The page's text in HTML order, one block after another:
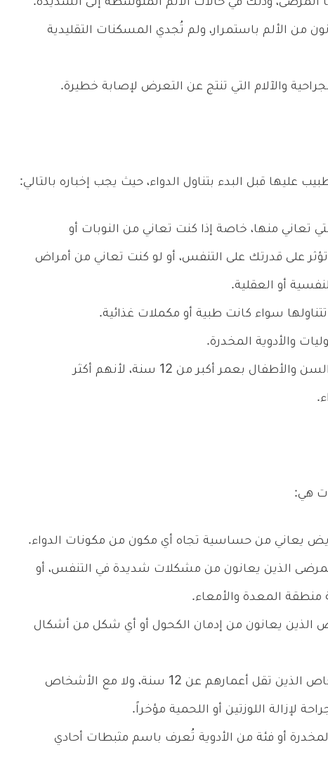
من الألم باستمرار، ولم تُجدي المسكنات التقليدية
والآلام التي تنتج عن التعرض لإصابة خطيرة.
عليها قبل البدء بتناول الدواء، حيث يجب إخباره بالتالي:
تعاني منها، خاصة إذا كنت تعاني من النوبات أو
على قدرتك على التنفس، أو لو كنت تعاني من أمراض
أو العقلية.
تتناولها سواء كانت طبية أو مكملات غذائية.
والأدوية المخدرة.
يحذر من استخدام الدواء مع كبار السن والأطفال بعمر أكبر من 12 سنة، لأنهم أكثر
هي:
يعاني من حساسية تجاه أي مكون من مكونات الدواء.
الذين يعانون من مشكلات شديدة في التنفس، أو
المعدة والأمعاء.
الذين يعانون من إدمان الكحول أو أي شكل من أشكال
لا يجب استخدام الدواء مع الأشخاص الذين تقل أعمارهم عن 12 سنة، ولا مع الأشخاص
أو فئة من الأدوية تُعرف باسم مثبطات أحادي